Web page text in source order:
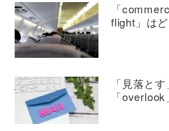
「
flight」は
「見落と
「